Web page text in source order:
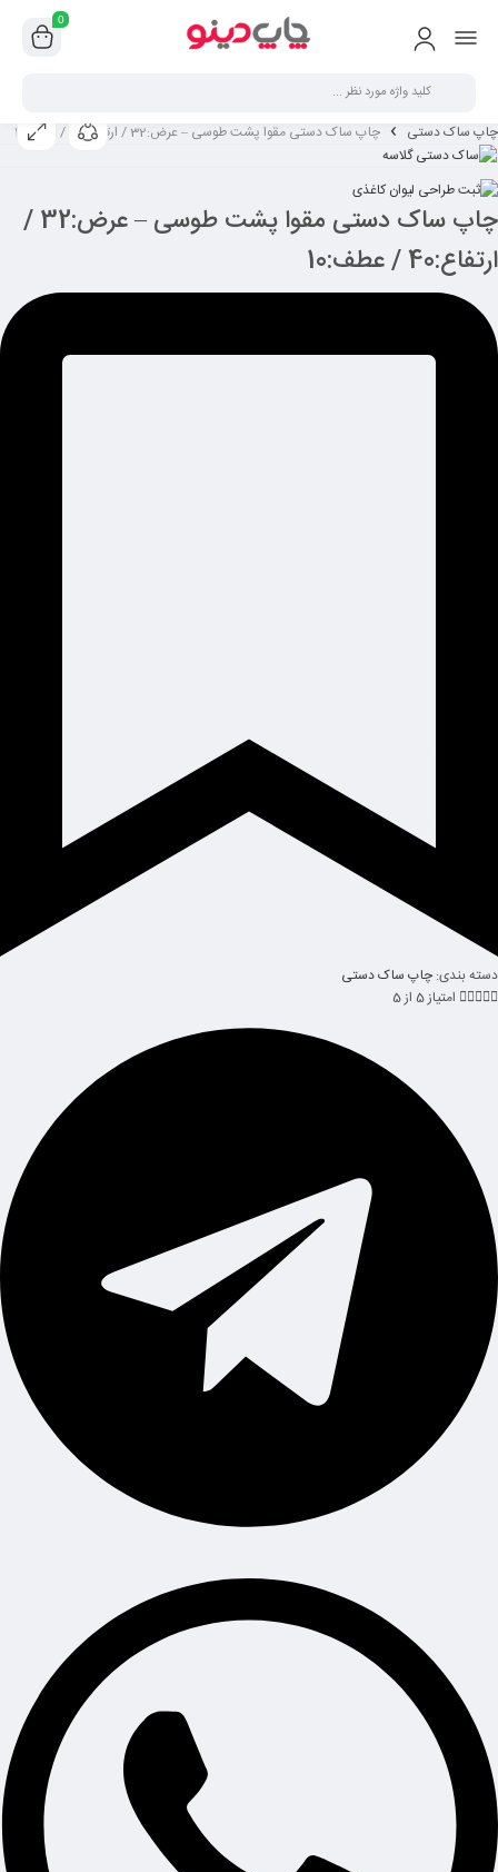
0
چاپ ساک دستی چاپ ساک دستی مقوا پشت طوسی – عرض:32 / ارتفاع:40 / عطف:10
چاپ ساک دستی مقوا پشت طوسی – عرض:32 /
ارتفاع:40 / عطف:10
دسته بندی: چاپ ساک دستی
 امتیاز 5 از 5